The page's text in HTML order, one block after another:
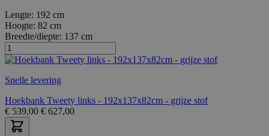
Lengte: 192 cm
Hoogte: 82 cm
Breedte/diepte: 137 cm
Snelle levering
Hoekbank Tweety links - 192x137x82cm - grijze stof
€ 539,00 € 627,00